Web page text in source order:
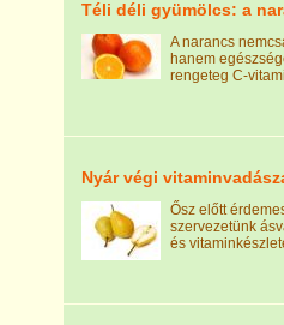
Téli déli gyümölcs: a
A narancs
hanem
rengeteg C-
Nyár végi
Ősz előtt
szervezetünk
és